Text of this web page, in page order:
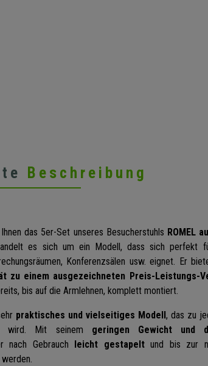
Beschreibung
das 5er-Set unseres Besucherstuhls ROMEL
es sich um ein Modell, dass sich perfekt
Konferenzsälen usw. eignet. Er
zu einem ausgezeichneten Preis-Leistungs-
bis auf die Armlehnen, komplett montiert.
praktisches und vielseitiges Modell, das zu
wird. Mit seinem geringen Gewicht und
nach Gebrauch leicht gestapeltund bis zur